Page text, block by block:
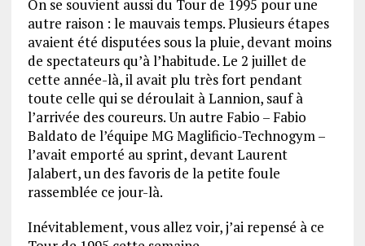
On se souvient aussi du Tour de 1995 pour une
autre raison : le mauvais temps. Plusieurs étapes
avaient été disputées sous la pluie, devant moins
de spectateurs qu’à l’habitude. Le 2 juillet de
cette année-là, il avait plu très fort pendant
toute celle qui se déroulait à Lannion, sauf à
l’arrivée des coureurs. Un autre Fabio – Fabio
Baldato de l’équipe MG Maglificio-Technogym –
l’avait emporté au sprint, devant Laurent
Jalabert, un des favoris de la petite foule
rassemblée ce jour-là.
Inévitablement, vous allez voir, j’ai repensé à ce